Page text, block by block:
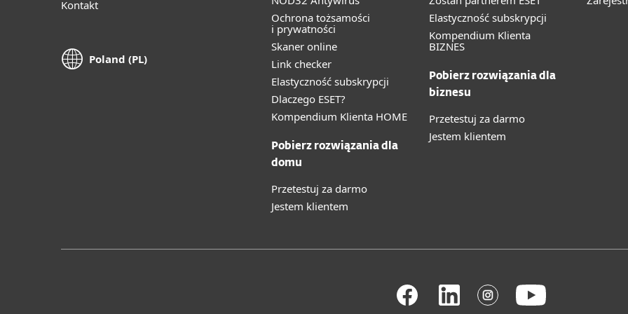
Kontakt
Poland (PL)
Ochrona tożsamości
i prywatności
Skaner online
Link checker
Elastyczność subskrypcji
Dlaczego ESET?
Kompendium Klienta HOME
Pobierz rozwiązania dla
domu
Przetestuj za darmo
Jestem klientem
Elastyczność subskrypcji
Kompendium Klienta
BIZNES
Pobierz rozwiązania dla
biznesu
Przetestuj za darmo
Jestem klientem